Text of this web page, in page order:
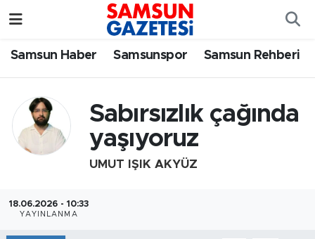
Samsun Haber Samsunspor Samsun Rehberi
Sabırsızlık çağında
yaşıyoruz
UMUT IŞIK AKYÜZ
18.06.2026 - 10:33
YAYINLANMA
Samsun Haber
Samsun Rehberi
Resmi İlanlar
Samsun Nöbetçi Eczaneler
SAMSUN Namaz Vakitleri
Samsun Trafik Yoğunluk Haritası